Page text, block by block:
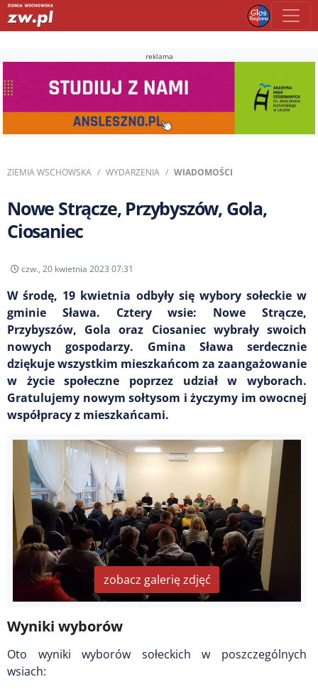
reklama
ZIEMIA WSCHOWSKA WYDARZENIA WIADOMOŚCI
Nowe Strącze, Przybyszów, Gola,
Ciosaniec
czw., 20 kwietnia 2023 07:31
W środę, 19 kwietnia odbyły się wybory sołeckie w
gminie Sława. Cztery wsie: Nowe Strącze,
Przybyszów, Gola oraz Ciosaniec wybrały swoich
nowych gospodarzy. Gmina Sława serdecznie
dziękuje wszystkim mieszkańcom za zaangażowanie
w życie społeczne poprzez udział w wyborach.
Gratulujemy nowym sołtysom i życzymy im owocnej
współpracy z mieszkańcami.
zobacz galerię zdjęć
Wyniki wyborów
Oto wyniki wyborów sołeckich w poszczególnych
wsiach: